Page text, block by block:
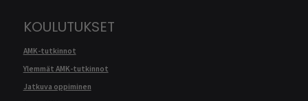
KOULUTUKSET
AMK-tutkinnot
Ylemmät AMK-tutkinnot
Jatkuva oppiminen